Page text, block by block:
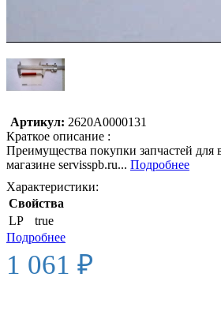
Артикул: 2620A0000131
Краткое описание :
Преимущества покупки запчастей для
магазине servisspb.ru... Подробнее
Характеристики:
Свойства
LP
true
Подробнее
1 061 ₽